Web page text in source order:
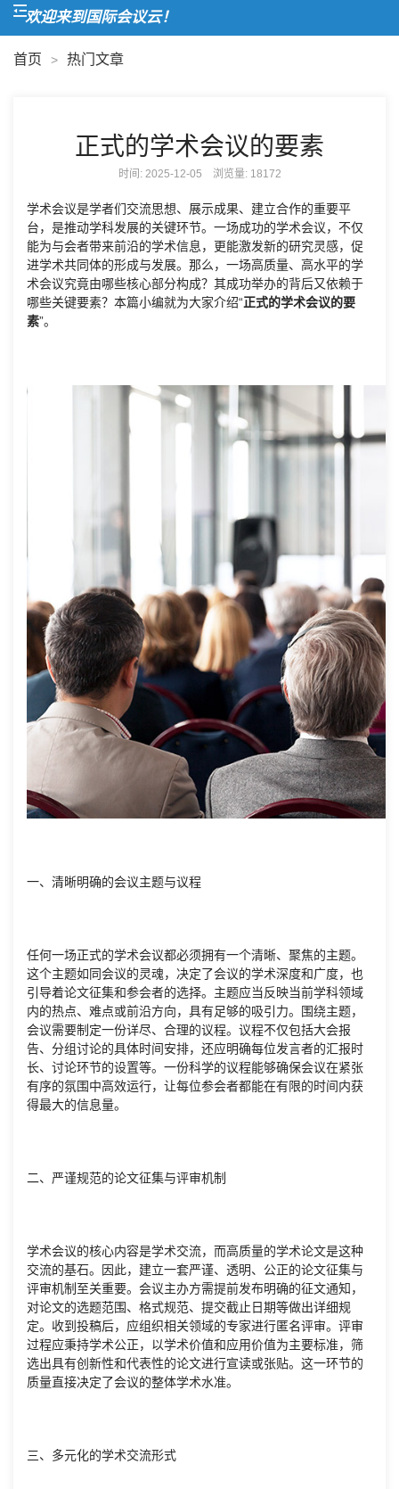
欢迎来到国际会议云！
首页 > 热门文章
正式的学术会议的要素
时间: 2025-12-05 浏览量: 18172
学术会议是学者们交流思想、展示成果、建立合作的重要平
台，是推动学科发展的关键环节。一场成功的学术会议，不仅
能为与会者带来前沿的学术信息，更能激发新的研究灵感，促
进学术共同体的形成与发展。那么，一场高质量、高水平的学
术会议究竟由哪些核心部分构成？其成功举办的背后又依赖于
哪些关键要素？本篇小编就为大家介绍“正式的学术会议的要
素”。
一、清晰明确的会议主题与议程
任何一场正式的学术会议都必须拥有一个清晰、聚焦的主题。
这个主题如同会议的灵魂，决定了会议的学术深度和广度，也
引导着论文征集和参会者的选择。主题应当反映当前学科领域
内的热点、难点或前沿方向，具有足够的吸引力。围绕主题，
会议需要制定一份详尽、合理的议程。议程不仅包括大会报
告、分组讨论的具体时间安排，还应明确每位发言者的汇报时
长、讨论环节的设置等。一份科学的议程能够确保会议在紧张
有序的氛围中高效运行，让每位参会者都能在有限的时间内获
得最大的信息量。
二、严谨规范的论文征集与评审机制
学术会议的核心内容是学术交流，而高质量的学术论文是这种
交流的基石。因此，建立一套严谨、透明、公正的论文征集与
评审机制至关重要。会议主办方需提前发布明确的征文通知，
对论文的选题范围、格式规范、提交截止日期等做出详细规
定。收到投稿后，应组织相关领域的专家进行匿名评审。评审
过程应秉持学术公正，以学术价值和应用价值为主要标准，筛
选出具有创新性和代表性的论文进行宣读或张贴。这一环节的
质量直接决定了会议的整体学术水准。
三、多元化的学术交流形式